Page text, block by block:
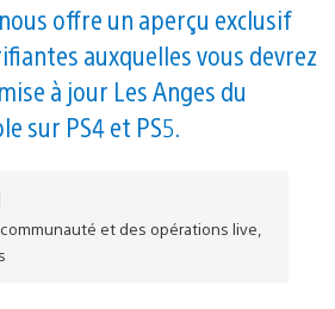
offre un aperçu exclusif
auxquelles vous devrez
à jour Les Anges du
sur PS4 et PS5.
et des opérations live,